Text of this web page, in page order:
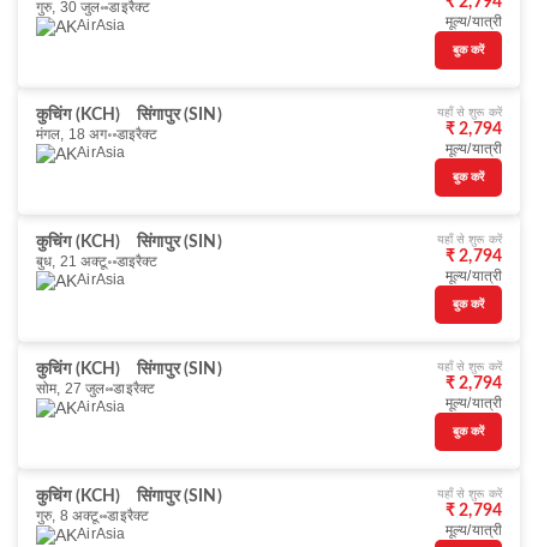
गुरु, 30 जुल॰ डाइरैक्ट
AirAsia
मूल्य/यात्री
बुक करें
कुचिंग (KCH)
सिंगापुर (SIN)
मंगल, 18 अग॰ डाइरैक्ट
AirAsia
यहाँ से शुरू करें
₹ 2,794
मूल्य/यात्री
बुक करें
कुचिंग (KCH)
सिंगापुर (SIN)
बुध, 21 अक्टू॰ डाइरैक्ट
AirAsia
यहाँ से शुरू करें
₹ 2,794
मूल्य/यात्री
बुक करें
कुचिंग (KCH)
सिंगापुर (SIN)
सोम, 27 जुल॰ डाइरैक्ट
AirAsia
यहाँ से शुरू करें
₹ 2,794
मूल्य/यात्री
बुक करें
कुचिंग (KCH)
सिंगापुर (SIN)
गुरु, 8 अक्टू॰ डाइरैक्ट
AirAsia
यहाँ से शुरू करें
₹ 2,794
मूल्य/यात्री